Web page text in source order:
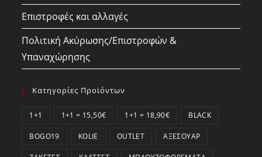
Επιστροφές και αλλαγές
Πολιτική Ακύρωσης/Επιστροφών &
Υπαναχώρησης
Κατηγορίες Προϊόντων
1+1 1+1 = 15,50€ 1+1 = 18,90€ BLACK
BOGO19 KOLIE OUTLET ΑΞΕΣΟΥΆΡ